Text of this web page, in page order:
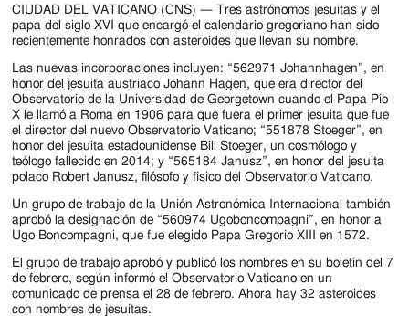
of
Jackson
Since
1954
CIUDAD DEL VATICANO (CNS) — Tres astrónomos jesuitas y el
papa del siglo XVI que encargó el calendario gregoriano han sido
recientemente honrados con asteroides que llevan su nombre.
Las nuevas incorporaciones incluyen: “562971 Johannhagen”, en
honor del jesuita austriaco Johann Hagen, que era director del
Observatorio de la Universidad de Georgetown cuando el Papa Pío
X le llamó a Roma en 1906 para que fuera el primer jesuita que fue
el director del nuevo Observatorio Vaticano; “551878 Stoeger”, en
honor del jesuita estadounidense Bill Stoeger, un cosmólogo y
teólogo fallecido en 2014; y “565184 Janusz”, en honor del jesuita
polaco Robert Janusz, filósofo y físico del Observatorio Vaticano.
Un grupo de trabajo de la Unión Astronómica Internacional también
aprobó la designación de “560974 Ugoboncompagni”, en honor a
Ugo Boncompagni, que fue elegido Papa Gregorio XIII en 1572.
El grupo de trabajo aprobó y publicó los nombres en su boletín del 7
de febrero, según informó el Observatorio Vaticano en un
comunicado de prensa el 28 de febrero. Ahora hay 32 asteroides
con nombres de jesuitas.